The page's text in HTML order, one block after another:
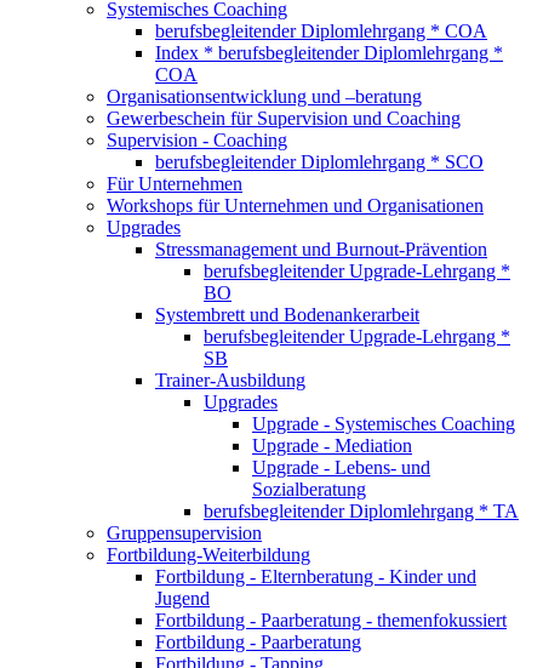
Systemisches Coaching
berufsbegleitender Diplomlehrgang * COA
Index * berufsbegleitender Diplomlehrgang *
COA
Organisationsentwicklung und –beratung
Gewerbeschein für Supervision und Coaching
Supervision - Coaching
berufsbegleitender Diplomlehrgang * SCO
Für Unternehmen
Workshops für Unternehmen und Organisationen
Upgrades
Stressmanagement und Burnout-Prävention
berufsbegleitender Upgrade-Lehrgang *
BO
Systembrett und Bodenankerarbeit
berufsbegleitender Upgrade-Lehrgang *
SB
Trainer-Ausbildung
Upgrades
Upgrade - Systemisches Coaching
Upgrade - Mediation
Upgrade - Lebens- und
Sozialberatung
berufsbegleitender Diplomlehrgang * TA
Gruppensupervision
Fortbildung-Weiterbildung
Fortbildung - Elternberatung - Kinder und
Jugend
Fortbildung - Paarberatung - themenfokussiert
Fortbildung - Paarberatung
Fortbildung - Tapping